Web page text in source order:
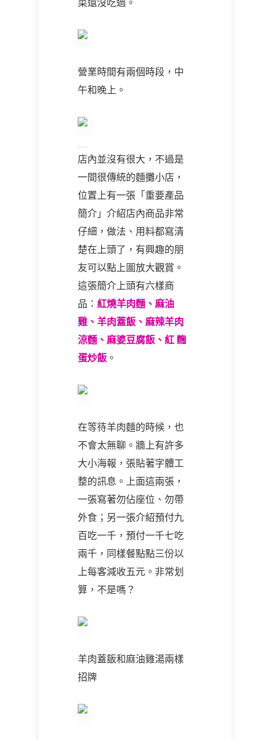
菜還沒吃過。
營業時間有兩個時段，中
午和晚上。
店內並沒有很大，不過是
一間很傳統的麵攤小店，
位置上有一張「重要產品
簡介」介紹店內商品非常
仔細，做法、用料都寫清
楚在上頭了，有興趣的朋
友可以點上圖放大觀賞。
這張簡介上頭有六樣商
品： 紅燒羊肉麵、麻油
雞、羊肉蓋飯、麻辣羊肉
涼麵、麻婆豆腐飯、紅 麴
蛋炒飯 。
在等待羊肉麵的時候，也
不會太無聊。牆上有許多
大小海報，張貼著字體工
整的訊息。上面這兩張，
一張寫著勿佔座位、勿帶
外食；另一張介紹預付九
百吃一千，預付一千七吃
兩千，同樣餐點點三份以
上每客減收五元。非常划
算，不是嗎？
羊肉蓋飯和麻油雞湯兩樣
招牌